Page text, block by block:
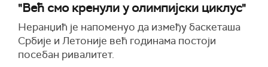
"Већ смо кренули у олимпијски циклус"
Неранџић је напоменуо да између баскеташа
Србије и Летоније већ годинама постоји
посебан ривалитет.